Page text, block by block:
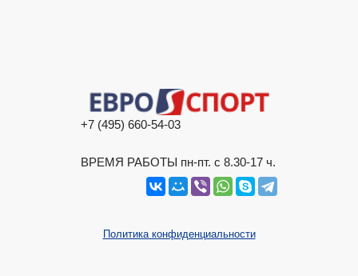
+7 (495) 660-54-03
ВРЕМЯ РАБОТЫ пн-пт. с 8.30-17 ч.
Политика конфиденциальности